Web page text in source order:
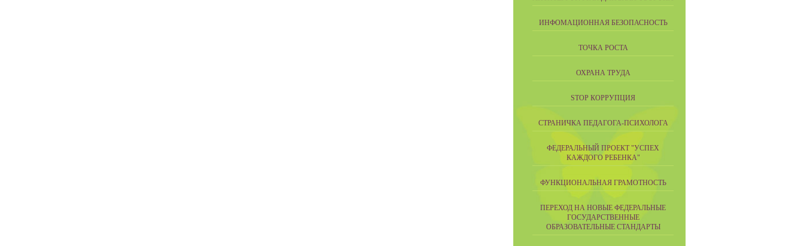
ИНФОМАЦИОННАЯ БЕЗОПАСНОСТЬ
ТОЧКА РОСТА
ОХРАНА ТРУДА
STOP КОРРУПЦИЯ
СТРАНИЧКА ПЕДАГОГА-ПСИХОЛОГА
ФЕДЕРАЛЬНЫЙ ПРОЕКТ "УСПЕХ
КАЖДОГО РЕБЕНКА"
ФУНКЦИОНАЛЬНАЯ ГРАМОТНОСТЬ
ПЕРЕХОД НА НОВЫЕ ФЕДЕРАЛЬНЫЕ
ГОСУДАРСТВЕННЫЕ
ОБРАЗОВАТЕЛЬНЫЕ СТАНДАРТЫ